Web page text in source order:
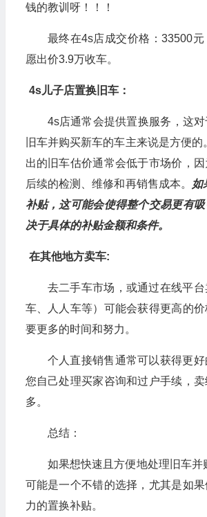
钱的教训呀！！！
最终在4s店成交价格：33500
愿出价3.9万收车。
4s儿子店置换旧车：
4s店通常会提供置换服务，这
旧车并购买新车的车主来说是方便
出的旧车估价通常会低于市场价，
后续的检测、维修和再销售成本。
如
补贴，这可能会使得整个交易更有
决于具体的补贴金额和条件。
在其他地方卖车:
去二手车市场，或通过在线平
车、人人车等）可能会获得更高的
要更多的时间和努力。
个人直接销售通常可以获得更
您自己处理买家咨询和过户手续，
多。
总结：
如果想快速且方便地处理旧车并
可能是一个不错的选择，尤其是如果
力的置换补贴。